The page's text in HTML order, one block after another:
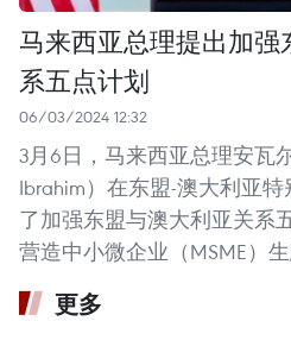
马来西亚总理提出加
系五点计划
06/03/2024 12:32
3月6日，马来西亚总理安瓦
Ibrahim）在东盟-澳大利亚
了加强东盟与澳大利亚关系
营造中小微企业（MSME）
更多